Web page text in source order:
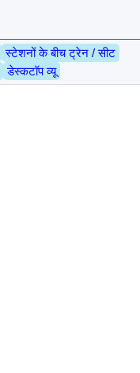
स्टेशनों के बीच ट्रेन / सीट
डेस्कटॉप व्यू